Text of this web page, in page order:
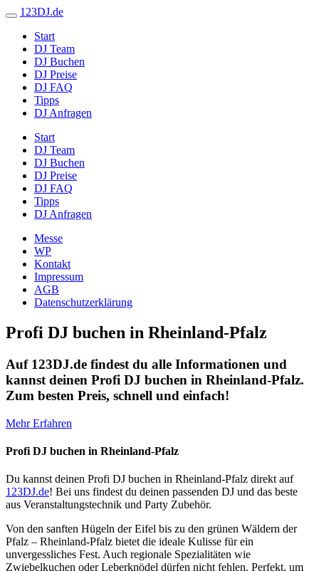
123DJ.de
Start
DJ Team
DJ Buchen
DJ Preise
DJ FAQ
Tipps
DJ Anfragen
Start
DJ Team
DJ Buchen
DJ Preise
DJ FAQ
Tipps
DJ Anfragen
Messe
WP
Kontakt
Impressum
AGB
Datenschutzerklärung
Profi DJ buchen in Rheinland-Pfalz
Auf 123DJ.de findest du alle Informationen und
kannst deinen Profi DJ buchen in Rheinland-Pfalz.
Zum besten Preis, schnell und einfach!
Mehr Erfahren
Profi DJ buchen in Rheinland-Pfalz
Du kannst deinen Profi DJ buchen in Rheinland-Pfalz direkt auf
123DJ.de! Bei uns findest du deinen passenden DJ und das beste
aus Veranstaltungstechnik und Party Zubehör.
Von den sanften Hügeln der Eifel bis zu den grünen Wäldern der
Pfalz – Rheinland-Pfalz bietet die ideale Kulisse für ein
unvergessliches Fest. Auch regionale Spezialitäten wie
Zwiebelkuchen oder Leberknödel dürfen nicht fehlen. Perfekt, um